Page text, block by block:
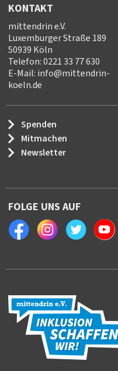
KONTAKT
mittendrin e.V.
Luxemburger Straße 189
50939 Köln
Telefon: 0221 33 77 630
E-Mail: info@mittendrin-
koeln.de
Spenden
Mitmachen
Newsletter
FOLGE UNS AUF
FacebookInstagramTwitter